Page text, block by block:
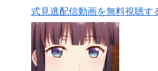
式見逃配信動画を無料視聴す